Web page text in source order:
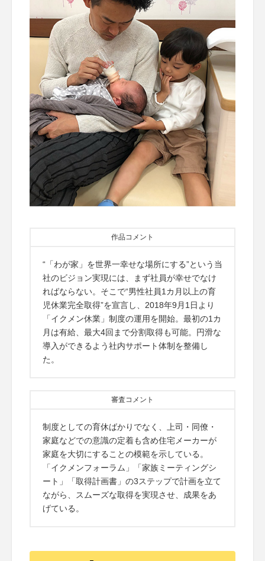
作品コメント
“「わが家」を世界一幸せな場所にする”という当
社のビジョン実現には、まず社員が幸せでなけ
ればならない。そこで“男性社員1カ月以上の育
児休業完全取得”を宣言し、2018年9月1日より
「イクメン休業」制度の運用を開始。最初の1カ
月は有給、最大4回まで分割取得も可能。円滑な
導入ができるよう社内サポート体制を整備し
た。
審査コメント
制度としての育休ばかりでなく、上司・同僚・
家庭などでの意識の定着も含め住宅メーカーが
家庭を大切にすることの模範を示している。
「イクメンフォーラム」「家族ミーティングシ
ート」「取得計画書」の3ステップで計画を立て
ながら、スムーズな取得を実現させ、成果をあ
げている。